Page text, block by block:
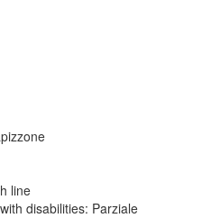
line
disabilities: Parziale